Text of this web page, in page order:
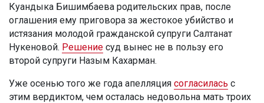
Куандыка Бишимбаева родительских прав, после
оглашения ему приговора за жестокое убийство и
истязания молодой гражданской супруги Салтанат
Нукеновой. Решение суд вынес не в пользу его
второй супруги Назым Кахарман.
Уже осенью того же года апелляция согласилась с
этим вердиктом, чем осталась недовольна мать троих